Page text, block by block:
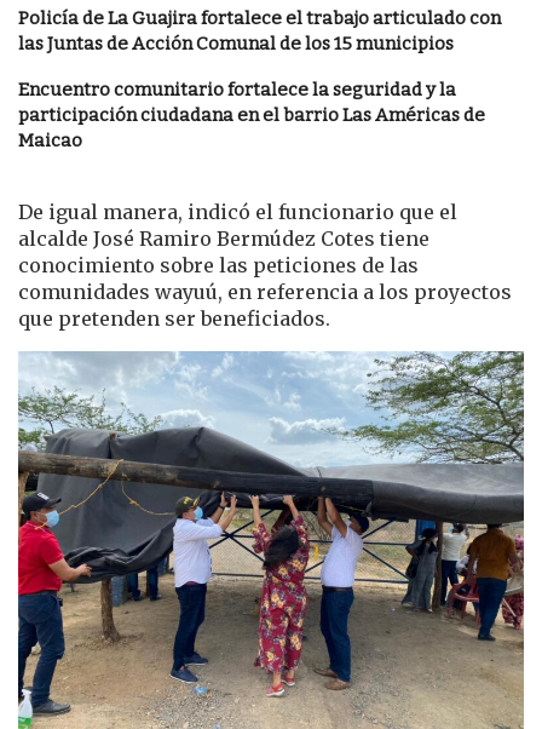
Policía de La Guajira fortalece el trabajo articulado con
las Juntas de Acción Comunal de los 15 municipios
Encuentro comunitario fortalece la seguridad y la
participación ciudadana en el barrio Las Américas de
Maicao
De igual manera, indicó el funcionario que el
alcalde José Ramiro Bermúdez Cotes tiene
conocimiento sobre las peticiones de las
comunidades wayuú, en referencia a los proyectos
que pretenden ser beneficiados.